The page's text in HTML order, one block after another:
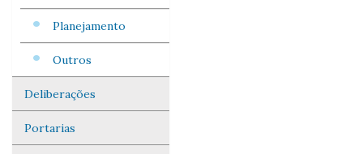
Planejamento
Outros
Deliberações
Portarias